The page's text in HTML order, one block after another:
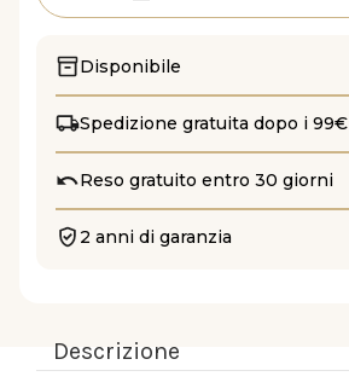
Disponibile
Spedizione gratuita dopo i 99€
Reso gratuito entro 30 giorni
2 anni di garanzia
Descrizione